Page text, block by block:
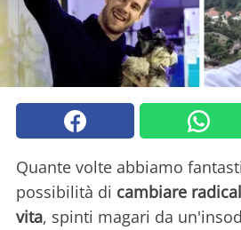
Quante volte abbiamo
possibilità di cambiare
vita, spinti magari da